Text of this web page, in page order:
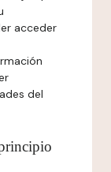
acceder
del